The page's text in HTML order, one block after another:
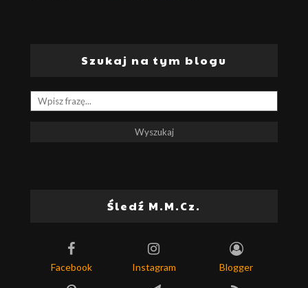
Szukaj na tym blogu
Śledź M.M.Cz.
Facebook Instagram Blogger